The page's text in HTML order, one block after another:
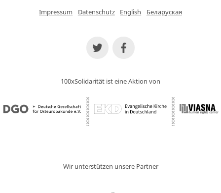
Impressum
Datenschutz English Беларуская
100xSolidarität ist eine Aktion von
Wir unterstützen unsere Partner